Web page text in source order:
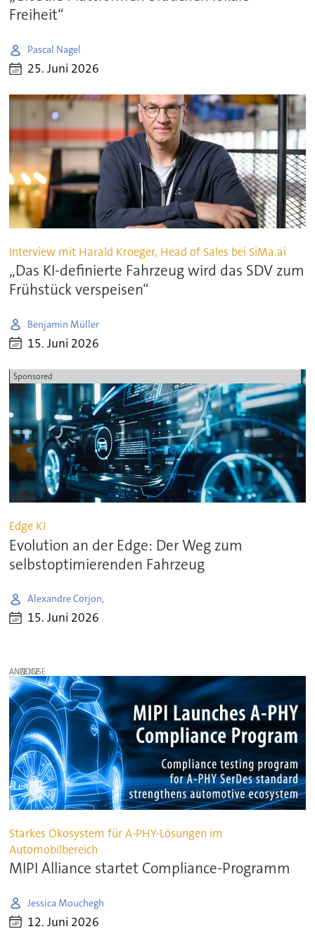
Freiheit“
Pascal Nagel
25. Juni 2026
Interview mit Harald Kroeger, Head of Sales bei SiMa.ai
„Das KI-definierte Fahrzeug wird das SDV zum
Frühstück verspeisen“
Benjamin Müller
15. Juni 2026
Sponsored
Edge KI
Evolution an der Edge: Der Weg zum
selbstoptimierenden Fahrzeug
Alexandre Corjon,
15. Juni 2026
ANZEIGE
Starkes Ökosystem für A-PHY-Lösungen im
Automobilbereich
MIPI Alliance startet Compliance-Programm
Jessica Mouchegh
12. Juni 2026